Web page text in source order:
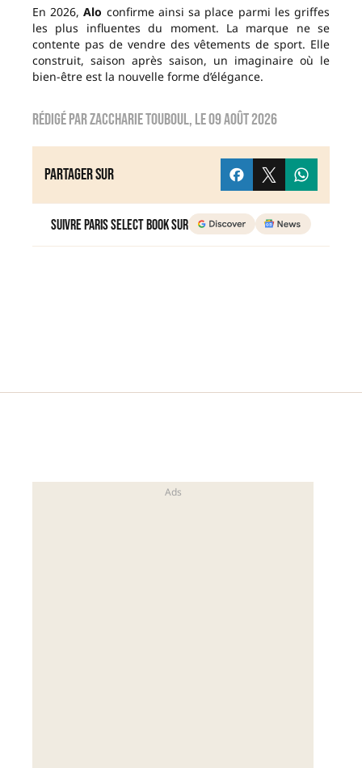
En 2026,Alo confirme ainsi sa place parmi les griffes
les plus influentes du moment. La marque ne se
contente pas de vendre des vêtements de sport. Elle
construit, saison après saison, un imaginaire où le
bien-être est la nouvelle forme d’élégance.
Rédigé parzaccharie touboul, le09 août 2026
Partager sur
Suivre Paris Select Book sur